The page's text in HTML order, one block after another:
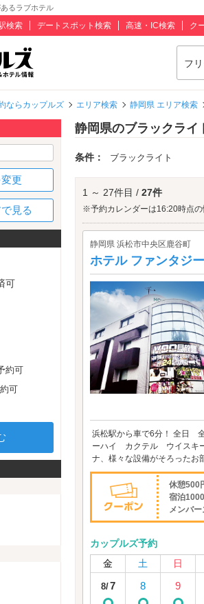
るラブホテル
検索 デートスポット検索 高速・IC検索 ク
フ
ならカップルズ エリア検索 静岡県 エリア検索
静岡県のブラックライ
条件： ブラックライト
1 ～ 27件目 / 27件
※予約カレンダーは16:20時点の
静岡県 浜松市中央区鹿谷町
ホテル ファンタジー
浜松駅から車で6分！ 全日
ーハイ カクテル ウイスキー
ナ、様々な設備がそろったお
休憩500
宿泊
メンバ
カップルズ予約
金
土 日
8/7 8 9
更
見る
可
約可
可